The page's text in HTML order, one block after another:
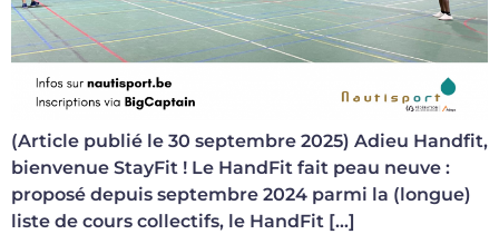
(Article publié le 30 septembre 2025) Adieu Handfit,
bienvenue StayFit ! Le HandFit fait peau neuve :
proposé depuis septembre 2024 parmi la (longue)
liste de cours collectifs, le HandFit […]